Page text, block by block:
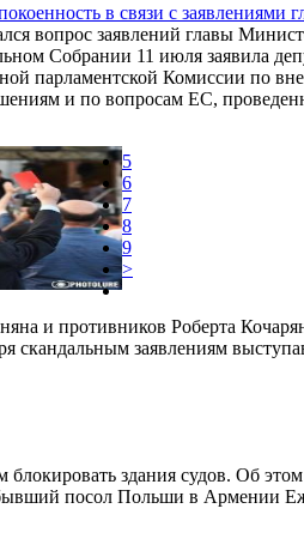
в связи с
вопрос заявлений главы
Собрании 11 июля заявила
парламентской Комиссии по
и по вопросам ЕС,
и противников Роберта
скандальным заявлениям
здания судов. Об этом
бывший посол Польши в Армении
5
6
7
8
9
>